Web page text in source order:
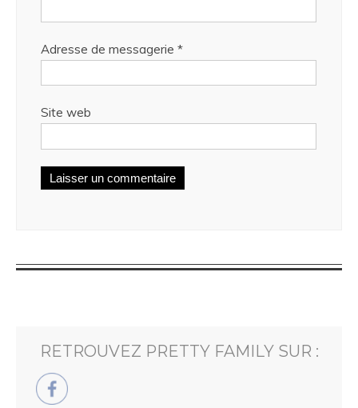
Adresse de messagerie *
Site web
RETROUVEZ PRETTY FAMILY SUR :